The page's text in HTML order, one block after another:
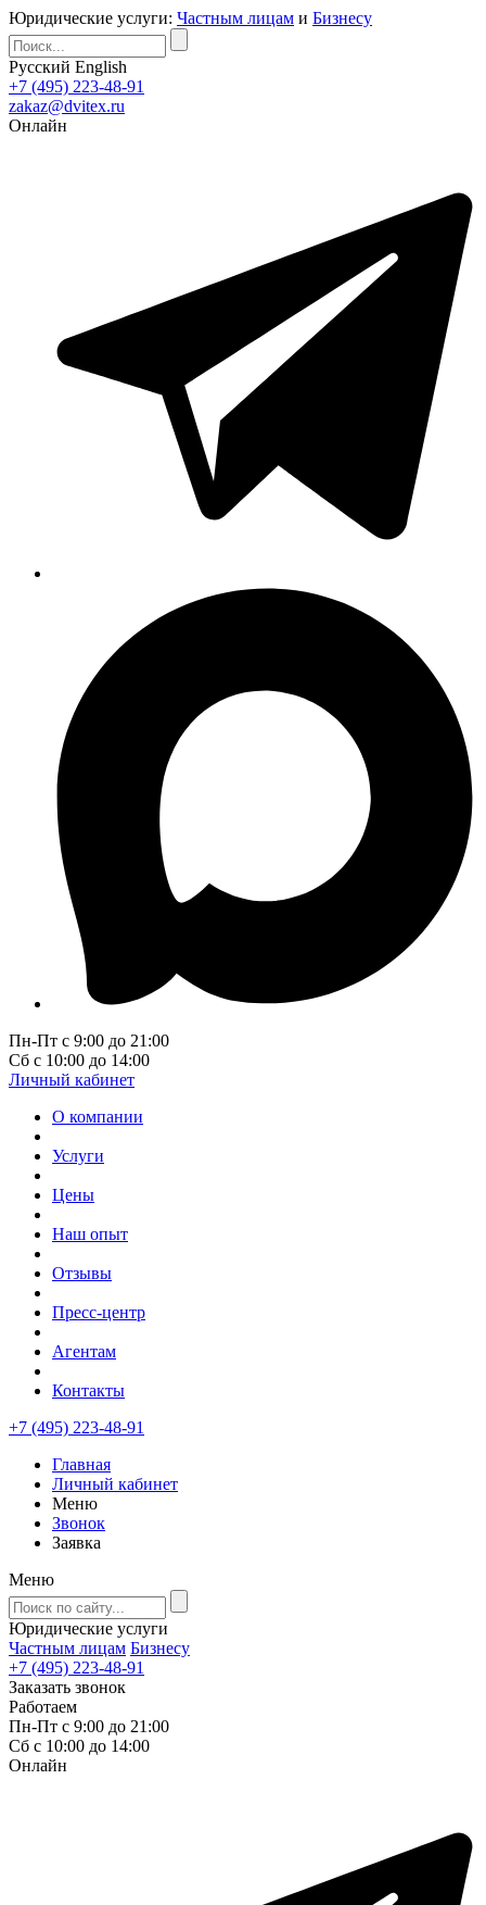
Юридические услуги: Частным лицам и Бизнесу
Русский English
+7 (495) 223-48-91
zakaz@dvitex.ru
Онлайн
Пн-Пт с 9:00 до 21:00
Сб с 10:00 до 14:00
Личный кабинет
О компании
Услуги
Цены
Наш опыт
Отзывы
Пресс-центр
Агентам
Контакты
+7 (495) 223-48-91
Главная
Личный кабинет
Меню
Звонок
Заявка
Меню
Юридические услуги
Частным лицам Бизнесу
+7 (495) 223-48-91
Заказать звонок
Работаем
Пн-Пт с 9:00 до 21:00
Сб с 10:00 до 14:00
Онлайн